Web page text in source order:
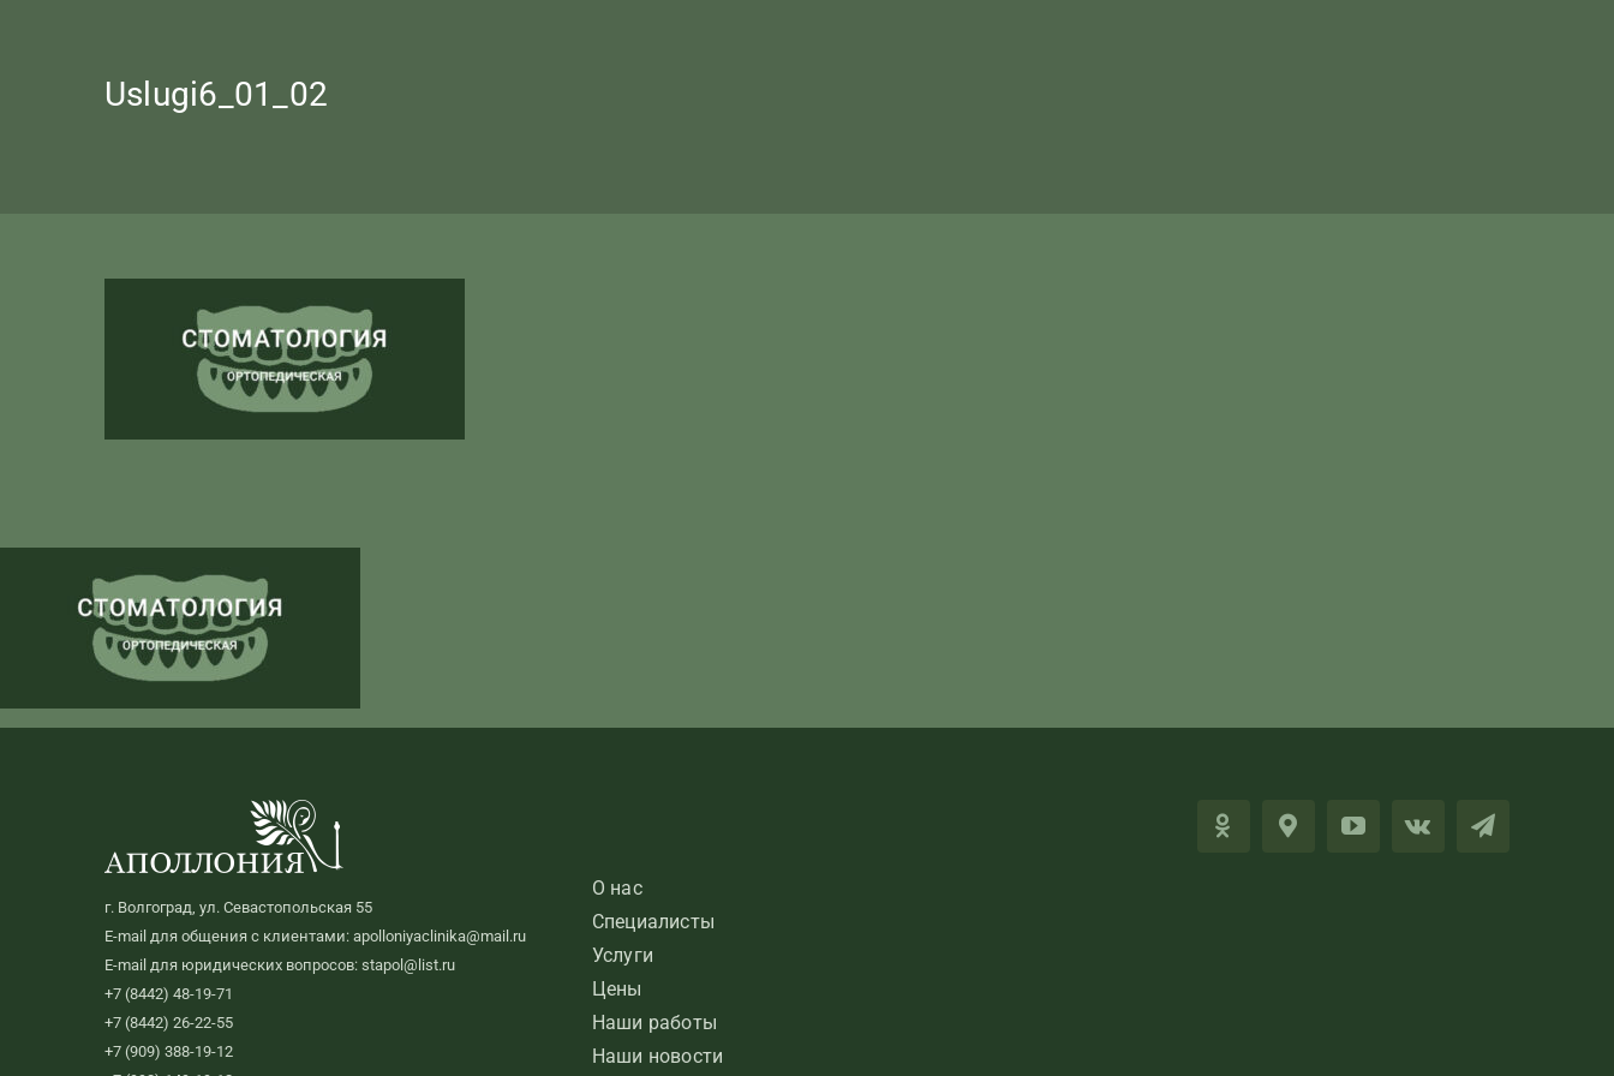
Uslugi6_01_02
г. Волгоград, ул. Севастопольская 55
E-mail для общения с клиентами: apolloniyaclinika@mail.ru
E-mail для юридических вопросов: stapol@list.ru
+7 (8442) 48-19-71
+7 (8442) 26-22-55
+7 (909) 388-19-12
О нас
Специалисты
Услуги
Цены
Наши работы
Наши новости